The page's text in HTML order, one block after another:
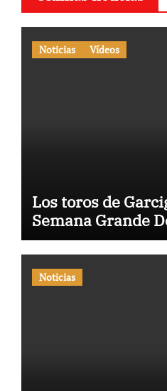
Noticias Vídeos
Los toros de
Semana Grande
Noticias